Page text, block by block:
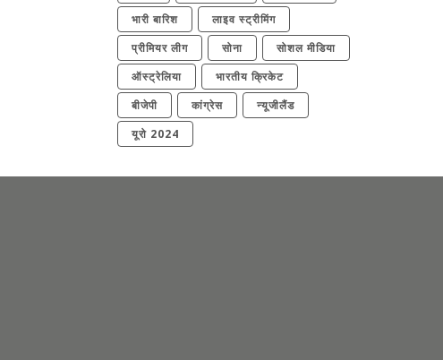
भारी बारिश
लाइव स्ट्रीमिंग
प्रीमियर लीग
सोना
सोशल मीडिया
ऑस्ट्रेलिया
भारतीय क्रिकेट
बीजेपी
कांग्रेस
न्यूजीलैंड
यूरो 2024